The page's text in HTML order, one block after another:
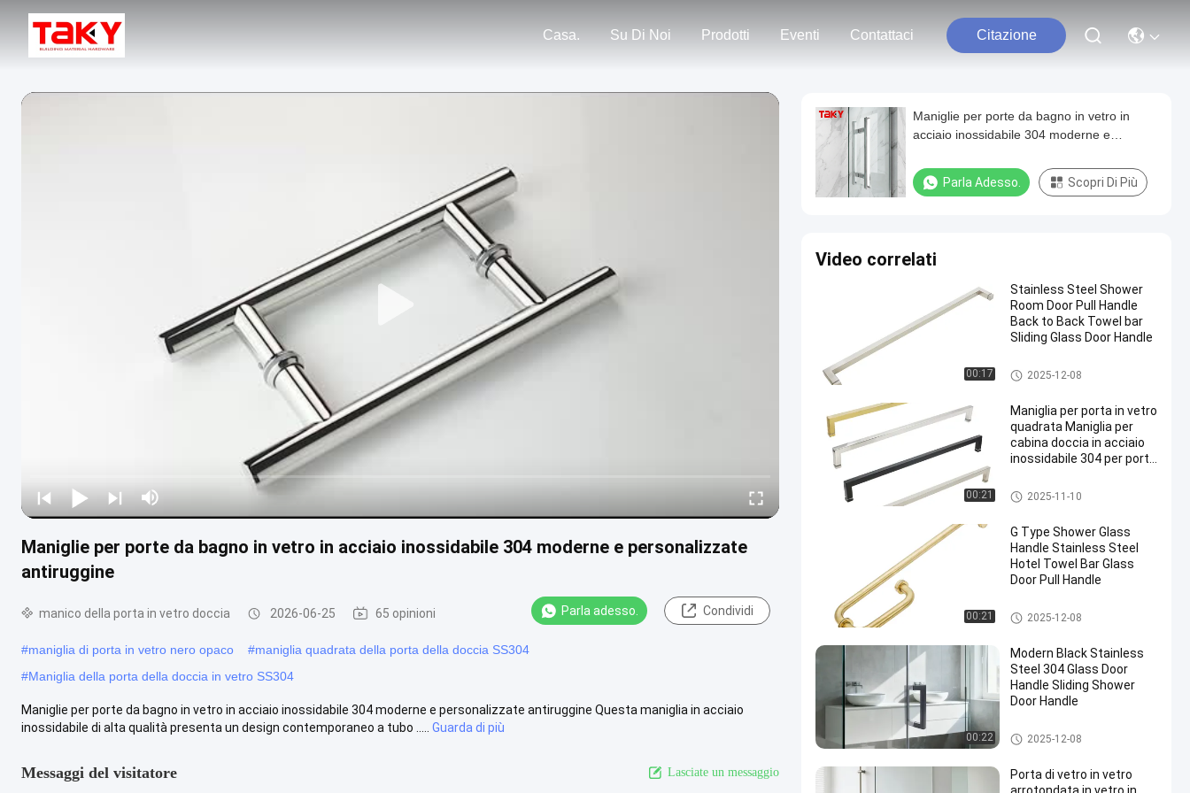
Casa. Su Di Noi Prodotti Eventi Contattaci Citazione
Maniglie per porte da bagno in vetro in acciaio inossidabile 304 moderne e personalizzate
antiruggine
manico della porta in vetro doccia 2026-06-25 65 opinioni Parla adesso. Condividi
#maniglia di porta in vetro nero opaco #maniglia quadrata della porta della doccia SS304
#Maniglia della porta della doccia in vetro SS304
Maniglie per porte da bagno in vetro in acciaio inossidabile 304 moderne e personalizzate antiruggine Questa maniglia in acciaio
inossidabile di alta qualità presenta un design contemporaneo a tubo .....
Guarda di più
Messaggi del visitatore Lasciate un messaggio
Maniglie per porte da bagno in vetro in
acciaio inossidabile 304 moderne e
Parla Adesso. Scopri Di Più
Video correlati
00:17
Stainless Steel Shower
Room Door Pull Handle
Back to Back Towel bar
Sliding Glass Door Handle
manico della porta in vetro do
ccia
2025-12-08
00:21
Maniglia per porta in vetro
quadrata Maniglia per
cabina doccia in acciaio
inossidabile 304 per porta
manico della porta in vetro do
ccia
2025-11-10
00:21
G Type Shower Glass
Handle Stainless Steel
Hotel Towel Bar Glass
Door Pull Handle
manico della porta in vetro do
ccia
2025-12-08
00:22
Modern Black Stainless
Steel 304 Glass Door
Handle Sliding Shower
Door Handle
manico della porta in vetro do
ccia
2025-12-08
Porta di vetro in vetro